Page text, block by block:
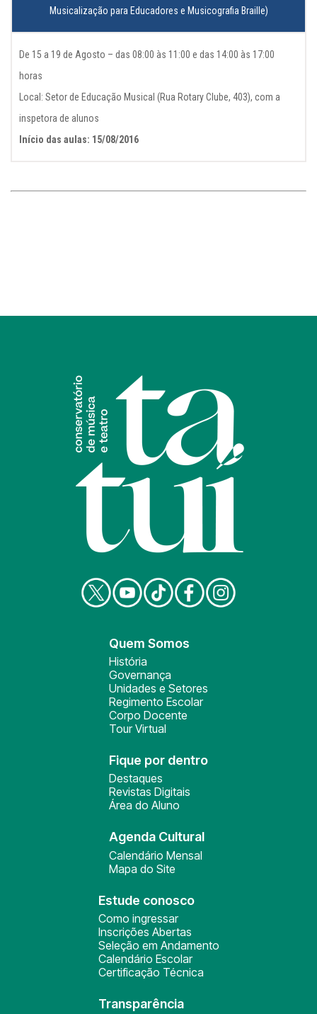
Musicalização para Educadores e Musicografia Braille)
De 15 a 19 de Agosto – das 08:00 às 11:00 e das 14:00 às 17:00
horas
Local: Setor de Educação Musical (Rua Rotary Clube, 403), com a
inspetora de alunos
Início das aulas: 15/08/2016
Quem Somos
História
Governança
Unidades e Setores
Regimento Escolar
Corpo Docente
Tour Virtual
Fique por dentro
Destaques
Revistas Digitais
Área do Aluno
Agenda Cultural
Calendário Mensal
Mapa do Site
Estude conosco
Como ingressar
Inscrições Abertas
Seleção em Andamento
Calendário Escolar
Certificação Técnica
Transparência